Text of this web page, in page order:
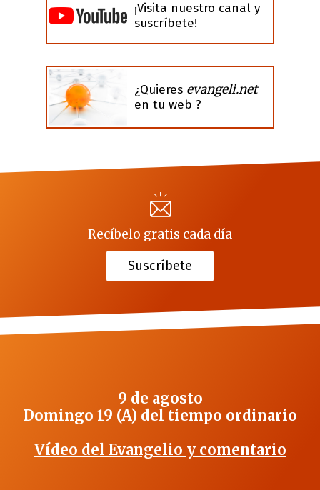
¡Visita nuestro canal y
suscríbete!
¿Quieres evangeli.net
en tu web ?
Recíbelo gratis cada día
Suscríbete
9 de agosto
Domingo 19 (A) del tiempo ordinario
Vídeo del Evangelio y comentario